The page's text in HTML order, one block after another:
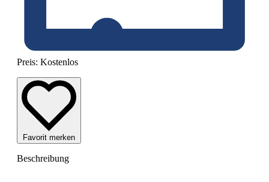
Preis: Kostenlos
Favorit merken
Beschreibung